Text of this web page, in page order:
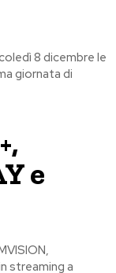
8 dicembre le
giornata di
e
streaming a